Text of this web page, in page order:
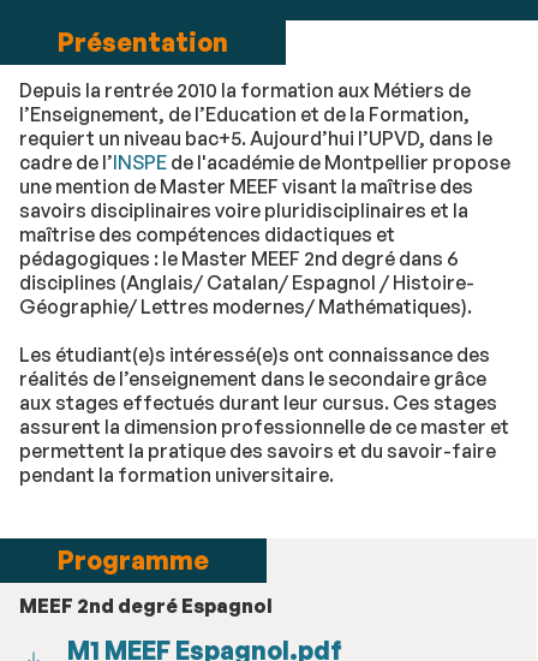
Présentation
Depuis la rentrée 2010 la formation aux Métiers de
l’Enseignement, de l’Education et de la Formation,
requiert un niveau bac+5. Aujourd’hui l’UPVD, dans le
cadre de l’INSPE de l'académie de Montpellier propose
une mention de Master MEEF visant la maîtrise des
savoirs disciplinaires voire pluridisciplinaires et la
maîtrise des compétences didactiques et
pédagogiques : le Master MEEF 2nd degré dans 6
disciplines (Anglais/ Catalan/ Espagnol / Histoire-
Géographie/ Lettres modernes/ Mathématiques).
Les étudiant(e)s intéressé(e)s ont connaissance des
réalités de l’enseignement dans le secondaire grâce
aux stages effectués durant leur cursus. Ces stages
assurent la dimension professionnelle de ce master et
permettent la pratique des savoirs et du savoir-faire
pendant la formation universitaire.
Programme
MEEF 2nd degré Espagnol
M1 MEEF Espagnol.pdf